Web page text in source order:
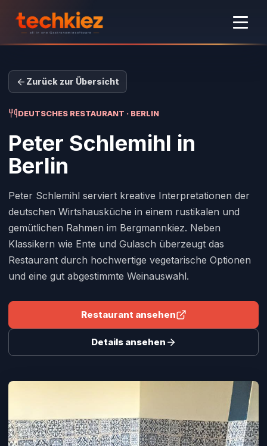
Zurück zur Übersicht
DEUTSCHES RESTAURANT · BERLIN
Peter Schlemihl in
Berlin
Peter Schlemihl serviert kreative Interpretationen der
deutschen Wirtshausküche in einem rustikalen und
gemütlichen Rahmen im Bergmannkiez. Neben
Klassikern wie Ente und Gulasch überzeugt das
Restaurant durch hochwertige vegetarische Optionen
und eine gut abgestimmte Weinauswahl.
Restaurant ansehen
Details ansehen